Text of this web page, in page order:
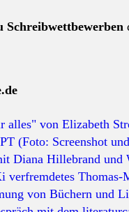
Schreibwettbewerben
von Büchern und